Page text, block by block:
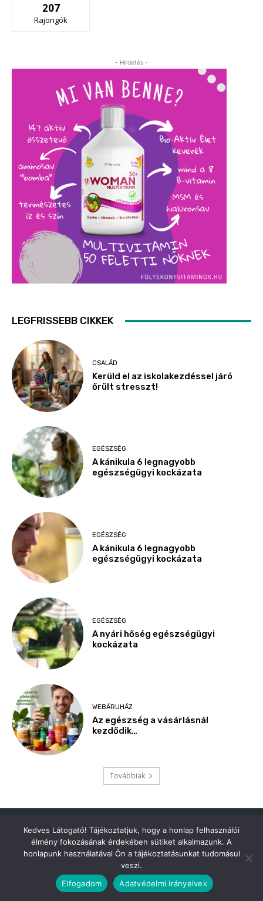
Kedves Látogató! Tájékoztatjuk, hogy a honlap felhasználói
élmény fokozásának érdekében sütiket alkalmazunk. A
honlapunk használatával Ön a tájékoztatásunkat tudomásul
veszi.
Elfogadom
Adatvédelmi irányelvek